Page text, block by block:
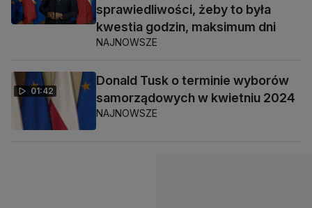
sprawiedliwości, żeby to była
kwestia godzin, maksimum dni
NAJNOWSZE
01:42
Donald Tusk o terminie wyborów
samorządowych w kwietniu 2024
NAJNOWSZE